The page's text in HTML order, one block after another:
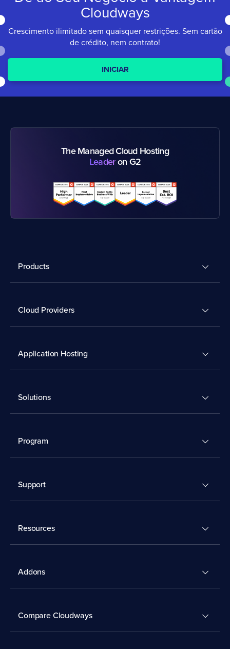
Cloudways
Crescimento ilimitado sem quaisquer restrições. Sem cartão
de crédito, nem contrato!
INICIAR
The Managed Cloud Hosting
Leaderon G2
Products
Cloud Providers
Application Hosting
Solutions
Program
Support
Resources
Addons
Compare Cloudways